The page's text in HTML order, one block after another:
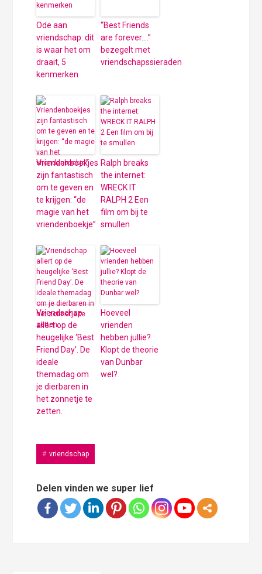
Ode aan
vriendschap: dit
is waar het om
draait, 5
kenmerken
“Best Friends
are forever….”
bezegelt met
vriendschapssieraden
Vriendenboekjes
zijn fantastisch
om te geven en
te krijgen: “de
magie van het
vriendenboekje”
Ralph breaks
the internet:
WRECK IT
RALPH 2 Een
film om bij te
smullen
Vriendschap
allert op de
heugelijke ‘Best
Friend Day’. De
ideale
themadag om
je dierbaren in
het zonnetje te
zetten.
Hoeveel
vrienden
hebben jullie?
Klopt de theorie
van Dunbar
wel?
vriendschap
Delen vinden we super lief